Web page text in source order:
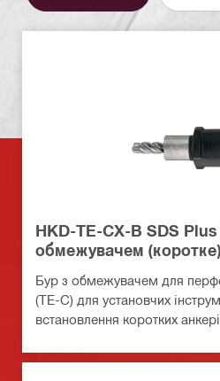
HKD-TE-CX-B SDS
обмежувачем (коротке)
Бур з обмежувачем для
(TE-C) для установчих
встановлення коротких